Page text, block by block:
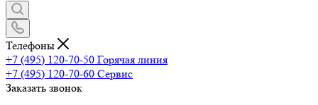
Телефоны
+7 (495) 120-70-50 Горячая линия
+7 (495) 120-70-60 Сервис
Заказать звонок